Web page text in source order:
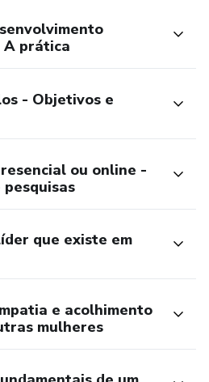
A prática
- Objetivos e
ou online -
que existe em
e acolhimento
mulheres